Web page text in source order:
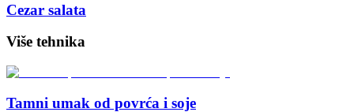
Cezar salata
Više tehnika
Tamni umak od povrća i soje